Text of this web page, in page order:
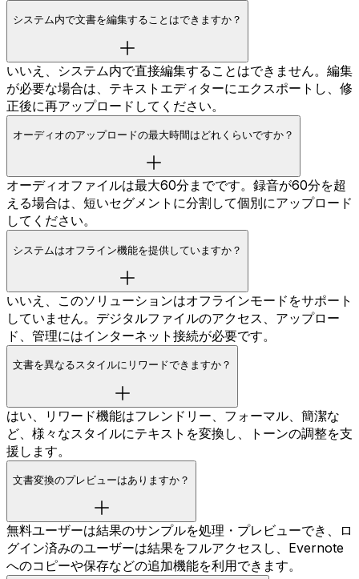
システム内で文書を編集することはできますか？
いいえ、システム内で直接編集することはできません。編集
が必要な場合は、テキストエディターにエクスポートし、修
正後に再アップロードしてください。
オーディオのアップロードの最大時間はどれくらいですか？
オーディオファイルは最大60分までです。録音が60分を超
える場合は、短いセグメントに分割して個別にアップロード
してください。
システムはオフライン機能を提供していますか？
いいえ、このソリューションはオフラインモードをサポート
していません。デジタルファイルのアクセス、アップロー
ド、管理にはインターネット接続が必要です。
文書を異なるスタイルにリワードできますか？
はい、リワード機能はフレンドリー、フォーマル、簡潔な
ど、様々なスタイルにテキストを変換し、トーンの調整を支
援します。
文書変換のプレビューはありますか？
無料ユーザーは結果のサンプルを処理・プレビューでき、ロ
グイン済みのユーザーは結果をフルアクセスし、Evernote
へのコピーや保存などの追加機能を利用できます。